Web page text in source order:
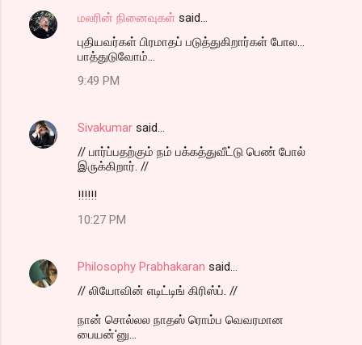
மலரின் நினைவுகள் said…
புதியவர்கள் பிரமாதப் படுத்துகிறார்கள் போல...
பாத்துடுவோம்...
9:49 PM
Sivakumar said…
// பார்ப்பதற்கும் நம் பக்கத்துவீட்டு பெண் போல்
இருக்கிறார். //
!!!!!!
10:27 PM
Philosophy Prabhakaran said…
// லியோவின் எடிட்டிங் கிரிஸ்ப். //
நான் சொல்லல நாதஸ் ரொம்ப வெவரமான
பையன்'னு...